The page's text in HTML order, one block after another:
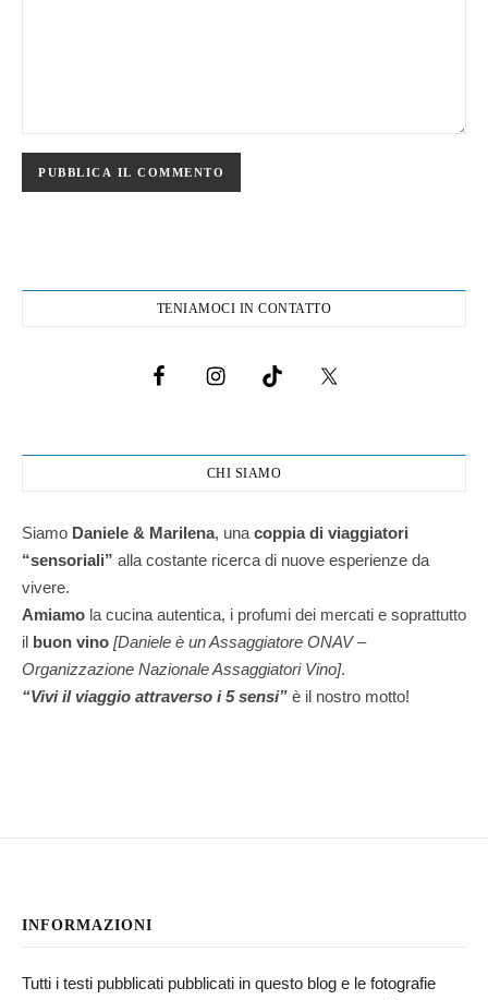
TENIAMOCI IN CONTATTO
CHI SIAMO
Siamo Daniele & Marilena, una coppia di viaggiatori
“sensoriali” alla costante ricerca di nuove esperienze da
vivere.
Amiamo la cucina autentica, i profumi dei mercati e soprattutto
il buon vino [Daniele è un Assaggiatore ONAV –
Organizzazione Nazionale Assaggiatori Vino].
“Vivi il viaggio attraverso i 5 sensi” è il nostro motto!
INFORMAZIONI
Tutti i testi pubblicati pubblicati in questo blog e le fotografie